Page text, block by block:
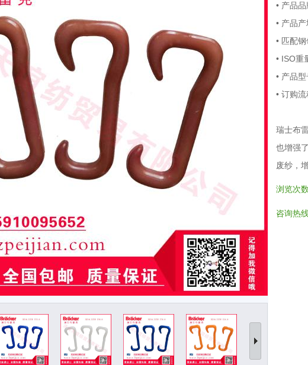
• 产品
• 产品
• 匹配
• ISO重
• 产品
• 订购
瑞士布
也增强
废纱，
浏览次数
咨询热线